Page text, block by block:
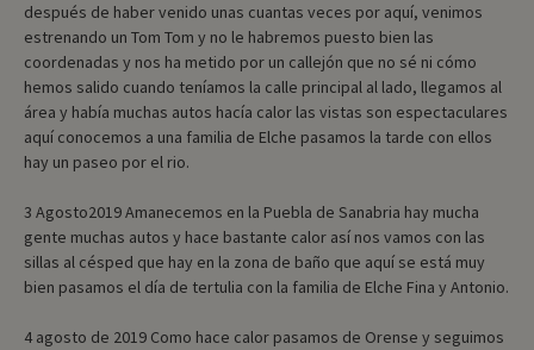
después de haber venido unas cuantas veces por aquí, venimos
estrenando un Tom Tom y no le habremos puesto bien las
coordenadas y nos ha metido por un callejón que no sé ni cómo
hemos salido cuando teníamos la calle principal al lado, llegamos al
área y había muchas autos hacía calor las vistas son espectaculares
aquí conocemos a una familia de Elche pasamos la tarde con ellos
hay un paseo por el rio.
3 Agosto2019 Amanecemos en la Puebla de Sanabria hay mucha
gente muchas autos y hace bastante calor así nos vamos con las
sillas al césped que hay en la zona de baño que aquí se está muy
bien pasamos el día de tertulia con la familia de Elche Fina y Antonio.
4 agosto de 2019 Como hace calor pasamos de Orense y seguimos